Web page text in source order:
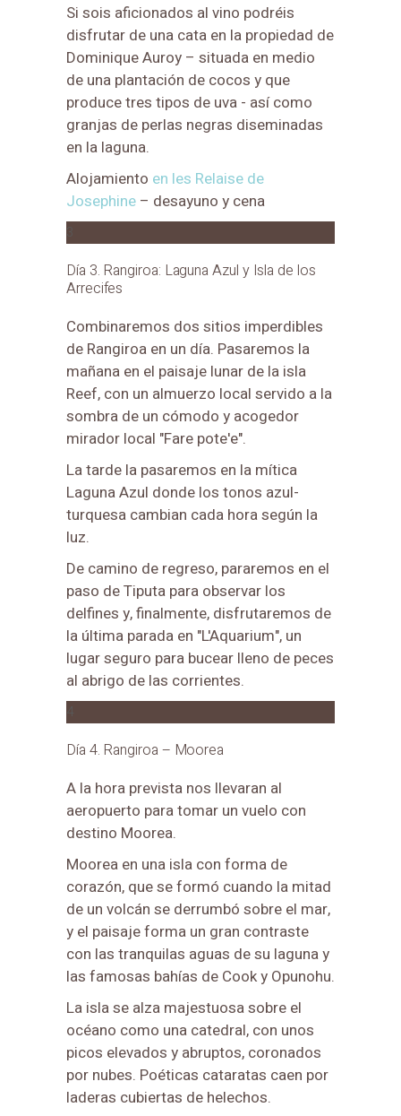
Si sois aficionados al vino podréis
disfrutar de una cata en la propiedad de
Dominique Auroy – situada en medio
de una plantación de cocos y que
produce tres tipos de uva - así como
granjas de perlas negras diseminadas
en la laguna.
Alojamiento en les Relaise de
Josephine – desayuno y cena
3
Día 3. Rangiroa: Laguna Azul y Isla de los
Arrecifes
Combinaremos dos sitios imperdibles
de Rangiroa en un día. Pasaremos la
mañana en el paisaje lunar de la isla
Reef, con un almuerzo local servido a la
sombra de un cómodo y acogedor
mirador local "Fare pote'e".
La tarde la pasaremos en la mítica
Laguna Azul donde los tonos azul-
turquesa cambian cada hora según la
luz.
De camino de regreso, pararemos en el
paso de Tiputa para observar los
delfines y, finalmente, disfrutaremos de
la última parada en "L'Aquarium", un
lugar seguro para bucear lleno de peces
al abrigo de las corrientes.
4
Día 4. Rangiroa – Moorea
A la hora prevista nos llevaran al
aeropuerto para tomar un vuelo con
destino Moorea.
Moorea en una isla con forma de
corazón, que se formó cuando la mitad
de un volcán se derrumbó sobre el mar,
y el paisaje forma un gran contraste
con las tranquilas aguas de su laguna y
las famosas bahías de Cook y Opunohu.
La isla se alza majestuosa sobre el
océano como una catedral, con unos
picos elevados y abruptos, coronados
por nubes. Poéticas cataratas caen por
laderas cubiertas de helechos.